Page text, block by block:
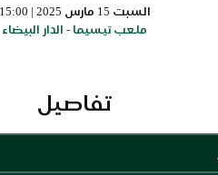
السبت 15 مارس 2025 | 15:00
ملعب تيسيما - الدار البيضاء
تفاصيل